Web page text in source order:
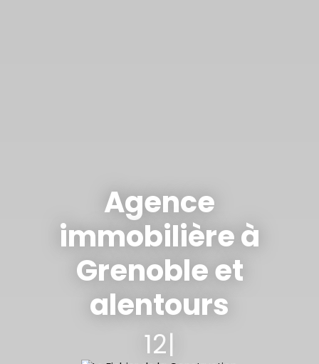
Agence
immobilière à
Grenoble et
alentours
12 collabora